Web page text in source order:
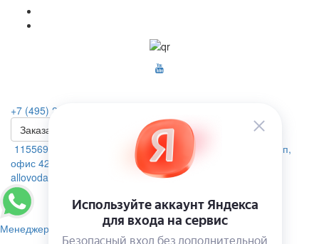
+7 (495) 223-46-26
Заказать звонок
115569, г. Москва, ул.Домодедовская. д.4 помещение 19п,
офис 42А
allovoda@mail.ru
Менеджер